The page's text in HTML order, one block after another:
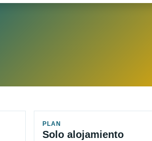
PLAN
Solo alojamiento